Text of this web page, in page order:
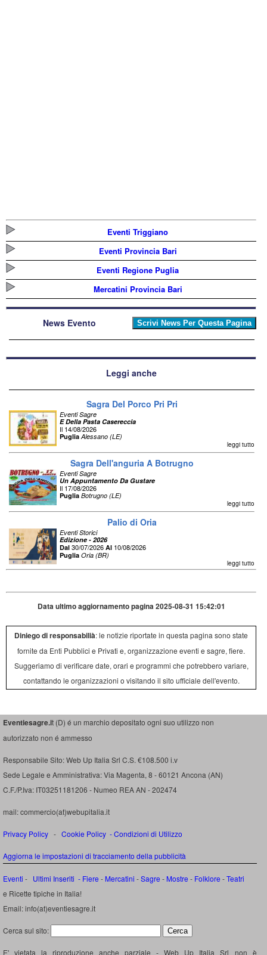
Eventi Triggiano
Eventi Provincia Bari
Eventi Regione Puglia
Mercatini Provincia Bari
News Evento
Leggi anche
Sagra Del Porco Pri Pri
Eventi Sagre
E Della Pasta Casereccia
Il 14/08/2026
Puglia Alessano (LE)
leggi tutto
Sagra Dell'anguria A Botrugno
Eventi Sagre
Un Appuntamento Da Gustare
Il 17/08/2026
Puglia Botrugno (LE)
leggi tutto
Palio di Oria
Eventi Storici
Edizione - 2026
Dal 30/07/2026 Al 10/08/2026
Puglia Oria (BR)
leggi tutto
Data ultimo aggiornamento pagina 2025-08-31 15:42:01
Diniego di responsabilià: le notizie riportate in questa pagina sono state
fornite da Enti Pubblici e Privati e, organizzazione eventi e sagre, fiere.
Suggeriamo di verificare date, orari e programmi che potrebbero variare,
contattando le organizzazioni o visitando il sito ufficiale dell'evento.
Eventiesagre.it (D) é un marchio depositato ogni suo utilizzo non
autorizzato non é ammesso
Responsabile Sito: Web Up Italia Srl C.S. €108.500 i.v
Sede Legale e Amministrativa: Via Magenta, 8 - 60121 Ancona (AN)
C.F./P.Iva: IT03251181206 - Numeo REA AN - 202474
mail: commercio(at)webupitalia.it
Privacy Policy - Cookie Policy -Condizioni di Utilizzo
Aggiorna le impostazioni di tracciamento della pubblicità
Eventi - Ultimi Inseriti - Fiere - Mercatini -Sagre - Mostre - Folklore -Teatri
e Ricette tipiche in Italia!
Email: info(at)eventiesagre.it
Cerca sul sito:
E' vietata la riproduzione anche parziale - Web Up Italia Srl non è